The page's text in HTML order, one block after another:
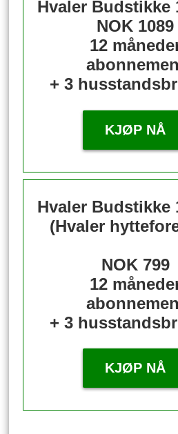
Hvaler Budstikke
NOK 1089
12
+ 3
KJØP NÅ
Hvaler Budstikke
(Hvaler
NOK 799
12
+ 3
KJØP NÅ